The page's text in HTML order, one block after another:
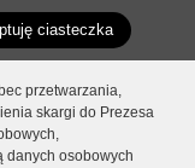
ciasteczka
przetwarzania,
skargi do Prezesa
danych osobowych